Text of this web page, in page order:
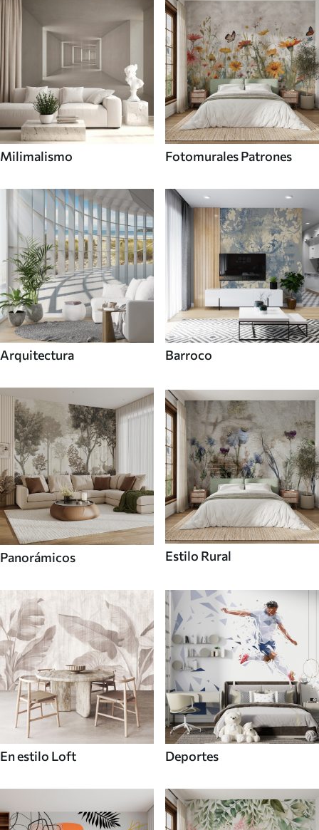
Milimalismo Fotomurales Patrones
Arquitectura Barroco
Panorámicos Estilo Rural
En estilo Loft Deportes